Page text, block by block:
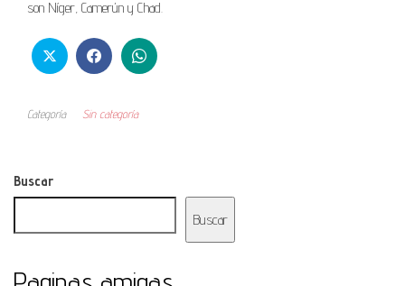
son Níger, Camerún y Chad.
Categoría Sin categoría
Buscar
Buscar